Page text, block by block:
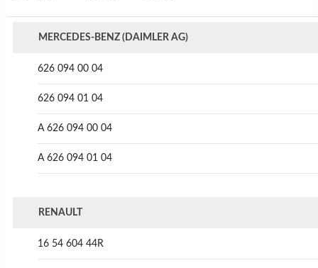
MERCEDES-BENZ (DAIMLER AG)
626 094 00 04
626 094 01 04
A 626 094 00 04
A 626 094 01 04
RENAULT
16 54 604 44R